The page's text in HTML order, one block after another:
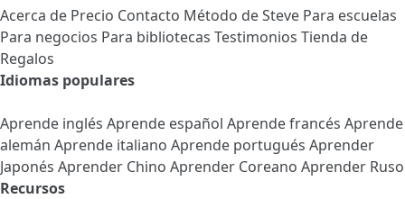
Acerca de Precio Contacto Método de Steve Para escuelas
Para negocios Para bibliotecas Testimonios Tienda de
Regalos
Idiomas populares
Aprende inglés Aprende español Aprende francés Aprende
alemán Aprende italiano Aprende portugués Aprender
Japonés Aprender Chino Aprender Coreano Aprender Ruso
Recursos